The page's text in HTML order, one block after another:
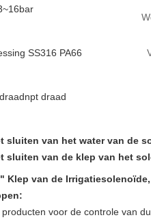
SS316 PA66
draad
sluiten van het water van de
sluiten van de klep van het
Klep van de
voor de controle van